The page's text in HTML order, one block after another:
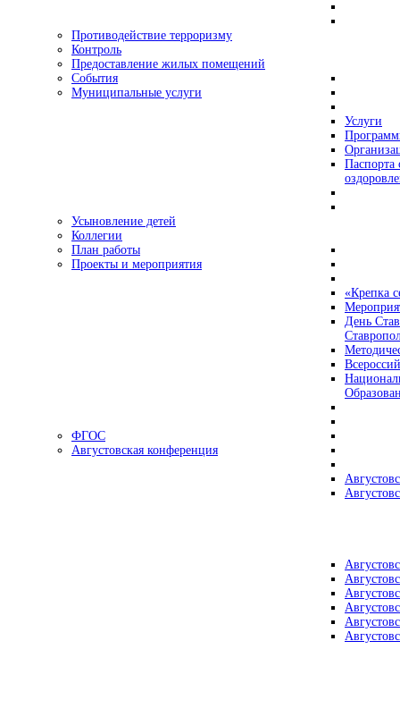
Противодействие терроризму
Контроль
Предоставление жилых помещений
События
Муниципальные услуги
Услуги
Паспорта
Усыновление детей
Коллегии
План работы
Проекты и мероприятия
«Крепка
День
ФГОС
Августовская конференция